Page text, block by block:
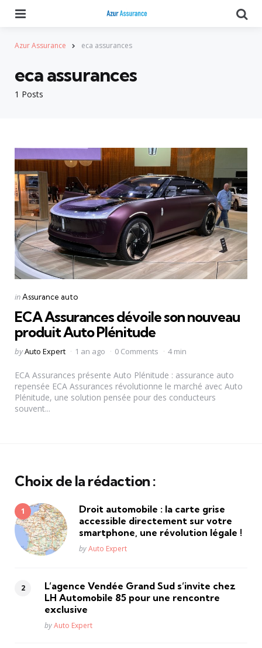
Azur Assurance eca assurances
1 Posts
eca assurances
Categories
Posted
inAssurance auto
ECA Assurances dévoile son nouveau
produit Auto Plénitude
Posted
byAuto Expert 1 an ago 0 Comments 4 min
ECA Assurances présente Auto Plénitude : assurance auto
repensée ECA Assurances révolutionne le marché avec Auto
Plénitude, une solution pensée pour des conducteurs
souvent...
Choix de la rédaction :
Droit automobile : la carte grise
accessible directement sur votre
smartphone, une révolution légale !
Posted
byAuto Expert
L’agence Vendée Grand Sud s’invite chez
LH Automobile 85 pour une rencontre
exclusive
Posted
byAuto Expert